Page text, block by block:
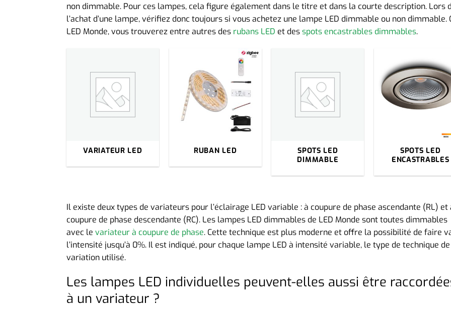
non dimmable. Pour ces lampes, cela figure également dans le titre et dans la courte description. Lors
l’achat d’une lampe, vérifiez donc toujours si vous achetez une lampe LED dimmable ou non dimmable.
LED Monde, vous trouverez entre autres des rubans LED et desspots encastrables dimmables.
VARIATEUR LED RUBAN LED
SPOTS LED
DIMMABLE
SPOTS LED
ENCASTRABLES
Il existe deux types de variateurs pour l’éclairage LED variable : à coupure de phase ascendante (RL) et
coupure de phase descendante (RC). Les lampes LED dimmables de LED Monde sont toutes dimmables
avec le variateur à coupure de phase. Cette technique est plus moderne et offre la possibilité de faire
l’intensité jusqu’à 0%. Il est indiqué, pour chaque lampe LED à intensité variable, le type de technique de
variation utilisé.
Les lampes LED individuelles peuvent-elles aussi être
à un variateur ?